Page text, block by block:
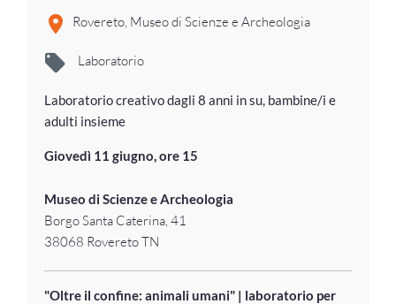
Rovereto, Museo di Scienze e Archeologia
Laboratorio
Laboratorio creativo dagli 8 anni in su, bambine/i e
adulti insieme
Giovedì 11 giugno, ore 15
Museo di Scienze e Archeologia
Borgo Santa Caterina, 41
38068 Rovereto TN
"Oltre il confine: animali umani" | laboratorio per